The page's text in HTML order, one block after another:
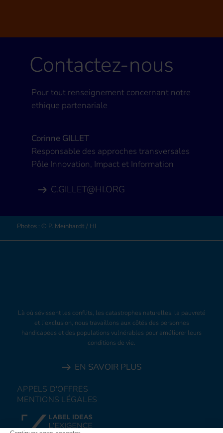
Contactez-nous
Pour tout renseignement concernant notre
ethique partenariale
Corinne GILLET
Responsable des approches transversales
Pôle Innovation, Impact et Information
C.GILLET@HI.ORG
Photos : © P. Meinhardt / HI
Là où sévissent les conflits, les catastrophes naturelles, la pauvreté
et l’exclusion, nous travaillons aux côtés des personnes
handicapées et des populations vulnérables pour améliorer leurs
conditions de vie.
EN SAVOIR PLUS
APPELS D'OFFRES
MENTIONS LÉGALES